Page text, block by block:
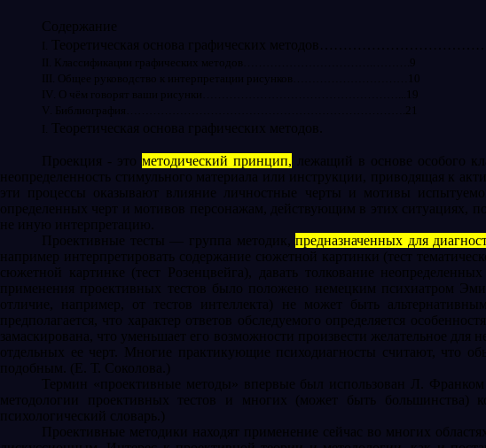
Содержание
I Теоретическая основа графических
II . Классификации графических методов…………………………….……….9
III . Общее руководство к интерпретации рисунков…………………………10
IV
. О чём говорят ваши рисунки……………………………………………...19
V
. Библиография……………………………………………………………….21
I
Теоретическая основа графических методов.
Проекция - этометодический принцип, лежащий в основе особого
неопределенность стимульного материала или инструкции, приводящая к
эти процессы оказывают влияние личностные черты и мотивы
определенных черт и мотивов персонажам, действующим в этих ситуациях,
не иную интерпретацию.
Проективные тесты — группа методик,предназначенных для
например интерпретировать содержание сюжетной картинки (тест
сюжетной картинке (тест Розенцвейга), давать толкование
применения проективных тестов было положено немецким психиатром
отличие, например, от тестов интеллекта) не может быть
предполагается, что характер ответов обследуемого определяется
замаскирована, что уменьшает его возможности произвести желательное
отдельных ее черт. Многие практикующие психодиагносты считают, что
подобным. (Е. Т. Соколова.)
Термин «проективные методы» впервые был использован Л.
методологии проективных тестов и многих (может быть
психологический словарь.)
Проективные методики находят применение сейчас во многих